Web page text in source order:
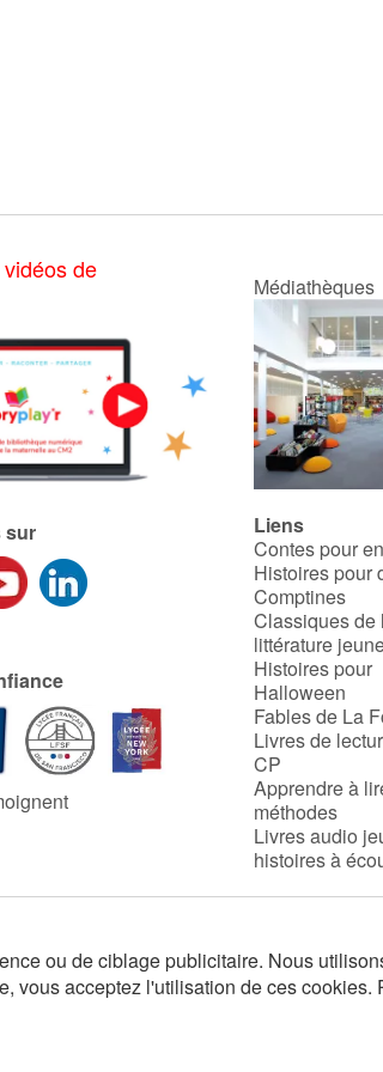
de
sur
Médiathèques
Liens
Contes pour
Histoires pour
Comptines
Classiques de
littérature
Histoires pour
Halloween
Fables de La
Livres de
CP
Apprendre à
méthodes
Livres audio
histoires à
ou de ciblage publicitaire. Nous
vous acceptez l'utilisation de ces